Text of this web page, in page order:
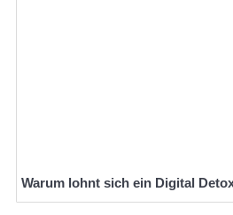
Warum lohnt sich ein Digital